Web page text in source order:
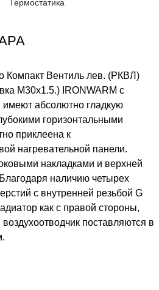
Термостатика
Компакт Вентиль лев. (РКВЛ)
М30х1.5.) IRONWARM с
абсолютно гладкую
горизонтальными
приклеена к
нагревательной панели.
накладками и верхней
наличию четырех
с внутренней резьбой G
как с правой стороны,
поставляются в